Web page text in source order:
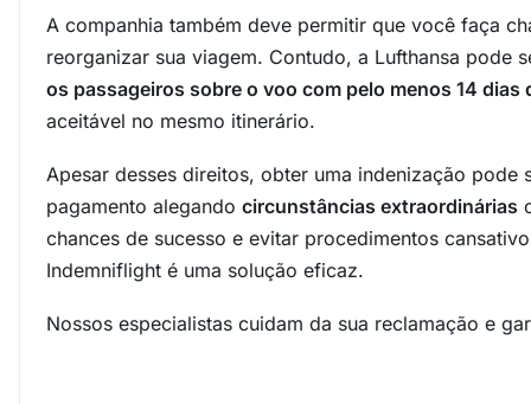
A companhia também deve permitir que você faça
reorganizar sua viagem. Contudo, a Lufthansa pode
os passageiros sobre o voo com pelo menos 14 dias
aceitável no mesmo itinerário.
Apesar desses direitos, obter uma indenização
pagamento alegando circunstâncias extraordinárias
chances de sucesso e evitar procedimentos
Indemniflight é uma solução eficaz.
Nossos especialistas cuidam da sua reclamação e